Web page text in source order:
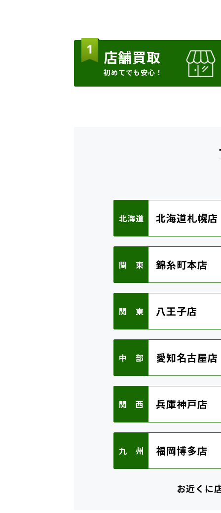
店舗買取
初めてでも安心！
北海道 北海道札幌店
関 東 錦糸町本店
関 東 八王子店
中 部 愛知名古屋店
関 西 兵庫神戸店
九 州 福岡博多店
お近くに